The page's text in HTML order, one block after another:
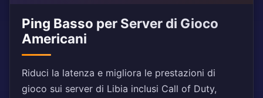
Ping Basso per Server di Gioco
Americani
Riduci la latenza e migliora le prestazioni di
gioco sui server di Libia inclusi Call of Duty,